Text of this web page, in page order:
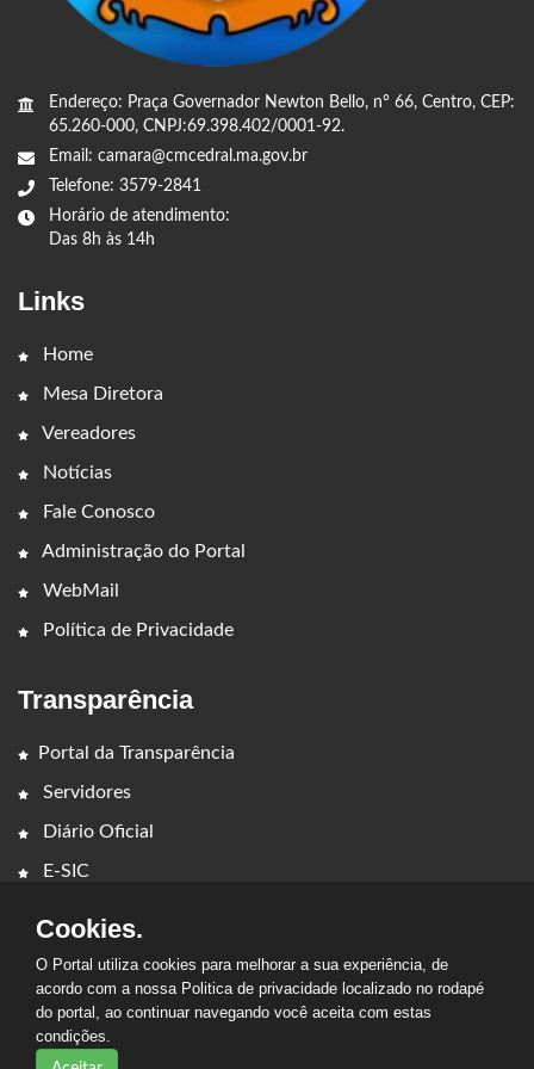
Endereço: Praça Governador Newton Bello, n° 66, Centro, CEP:
65.260-000, CNPJ:69.398.402/0001-92.
Email: camara@cmcedral.ma.gov.br
Telefone: 3579-2841
Horário de atendimento:
Das 8h às 14h
Links
Home
Mesa Diretora
Vereadores
Notícias
Fale Conosco
Administração do Portal
WebMail
Política de Privacidade
Transparência
Portal da Transparência
Servidores
Diário Oficial
E-SIC
Cookies.
O Portal utiliza cookies para melhorar a sua experiência, de
acordo com a nossa Politica de privacidade localizado no rodapé
do portal, ao continuar navegando você aceita com estas
condições.
2026 - CÂMARA MUNICIPAL DE CEDRAL. Todos os direitos
reservados.